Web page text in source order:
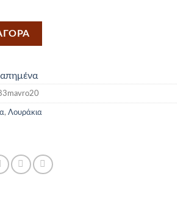
20mm ποσότητα
, Λουράκια